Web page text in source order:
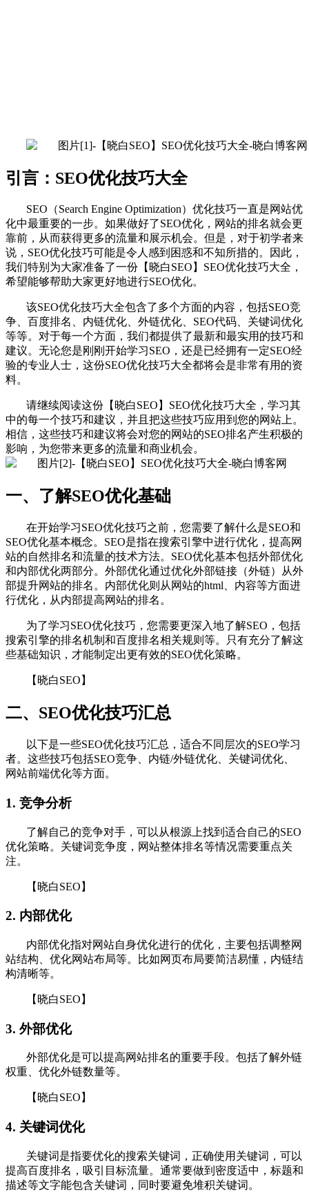
引言：SEO优化技巧大全
SEO（Search Engine Optimization）优化技巧一直是网站优
化中最重要的一步。如果做好了SEO优化，网站的排名就会更
靠前，从而获得更多的流量和展示机会。但是，对于初学者来
说，SEO优化技巧可能是令人感到困惑和不知所措的。因此，
我们特别为大家准备了一份【晓白SEO】SEO优化技巧大全，
希望能够帮助大家更好地进行SEO优化。
该SEO优化技巧大全包含了多个方面的内容，包括SEO竞
争、百度排名、内链优化、外链优化、SEO代码、关键词优化
等等。对于每一个方面，我们都提供了最新和最实用的技巧和
建议。无论您是刚刚开始学习SEO，还是已经拥有一定SEO经
验的专业人士，这份SEO优化技巧大全都将会是非常有用的资
料。
请继续阅读这份【晓白SEO】SEO优化技巧大全，学习其
中的每一个技巧和建议，并且把这些技巧应用到您的网站上。
相信，这些技巧和建议将会对您的网站的SEO排名产生积极的
影响，为您带来更多的流量和商业机会。
一、了解SEO优化基础
在开始学习SEO优化技巧之前，您需要了解什么是SEO和
SEO优化基本概念。SEO是指在搜索引擎中进行优化，提高网
站的自然排名和流量的技术方法。SEO优化基本包括外部优化
和内部优化两部分。外部优化通过优化外部链接（外链）从外
部提升网站的排名。内部优化则从网站的html、内容等方面进
行优化，从内部提高网站的排名。
为了学习SEO优化技巧，您需要更深入地了解SEO，包括
搜索引擎的排名机制和百度排名相关规则等。只有充分了解这
些基础知识，才能制定出更有效的SEO优化策略。
【晓白SEO】
二、SEO优化技巧汇总
以下是一些SEO优化技巧汇总，适合不同层次的SEO学习
者。这些技巧包括SEO竞争、内链/外链优化、关键词优化、
网站前端优化等方面。
1. 竞争分析
了解自己的竞争对手，可以从根源上找到适合自己的SEO
优化策略。关键词竞争度，网站整体排名等情况需要重点关
注。
【晓白SEO】
2. 内部优化
内部优化指对网站自身优化进行的优化，主要包括调整网
站结构、优化网站布局等。比如网页布局要简洁易懂，内链结
构清晰等。
【晓白SEO】
3. 外部优化
外部优化是可以提高网站排名的重要手段。包括了解外链
权重、优化外链数量等。
【晓白SEO】
4. 关键词优化
关键词是指要优化的搜索关键词，正确使用关键词，可以
提高百度排名，吸引目标流量。通常要做到密度适中，标题和
描述等文字能包含关键词，同时要避免堆积关键词。